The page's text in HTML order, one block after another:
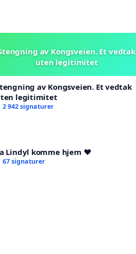
av Kongsveien. Et vedtak
uten legitimitet
av Kongsveien. Et vedtak
legitimitet
2 942 signaturer
Lindyl komme hjem ❤️
67 signaturer